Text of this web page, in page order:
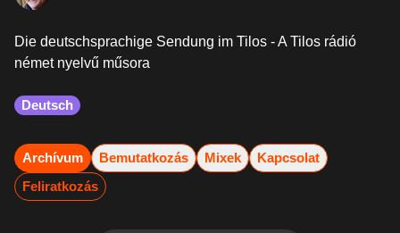
Die deutschsprachige Sendung im Tilos - A Tilos rádió
német nyelvű műsora
Deutsch
Archívum Bemutatkozás Mixek
Kapcsolat
Feliratkozás